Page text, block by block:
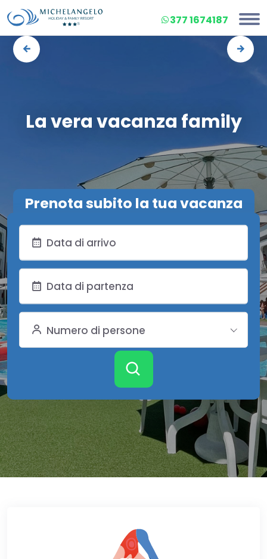
377 1674187
La vera vacanza family
Prenota subito la tua vacanza
Numero di persone